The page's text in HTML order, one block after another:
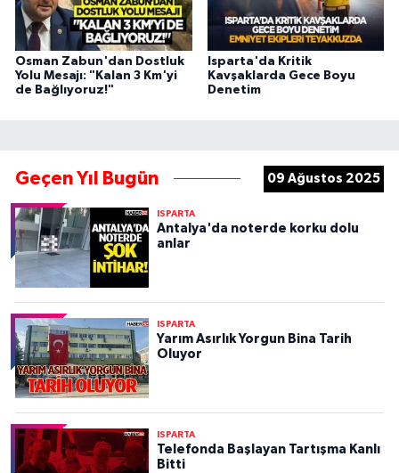
Osman Zabun'dan Dostluk
Yolu Mesajı: "Kalan 3 Km'yi
de Bağlıyoruz!"
Isparta'da Kritik
Kavşaklarda Gece Boyu
Denetim
Geçen Yıl Bugün 09 Ağustos 2025
ISPARTA
Antalya'da noterde korku dolu
anlar
ISPARTA
Yarım Asırlık Yorgun Bina Tarih
Oluyor
ISPARTA
Telefonda Başlayan Tartışma Kanlı
Bitti